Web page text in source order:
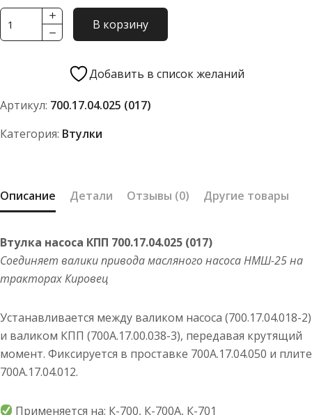
Количество
товара
700.17.04.025
В корзину
Добавить в список желаний
Артикул: 700.17.04.025 (017)
Категория: Втулки
Описание Детали Отзывы (0) Другие товары
Втулка насоса КПП 700.17.04.025 (017)
Соединяет валики привода масляного насоса НМШ-25 на
тракторах Кировец
Устанавливается между валиком насоса (700.17.04.018-2)
и валиком КПП (700А.17.00.038-3), передавая крутящий
момент. Фиксируется в проставке 700А.17.04.050 и плите
700А.17.04.012.
Применяется на: К-700, К-700А, К-701